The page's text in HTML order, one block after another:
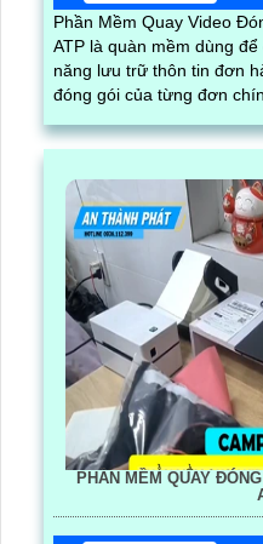
Phần Mềm Quay Video
ATP là quàn mềm dùng
năng lưu trữ thôn tin đơn
đóng gói của từng đơn
PHẦN MỀM QUAY